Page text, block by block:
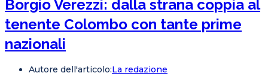
Borgio Verezzi: dalla strana coppia al
tenente Colombo con tante prime
nazionali
Autore dell'articolo:La redazione